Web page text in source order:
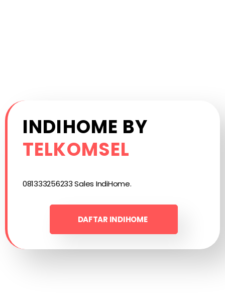
INDIHOME BY
TELKOMSEL
081333256233 Sales IndiHome.
DAFTAR INDIHOME